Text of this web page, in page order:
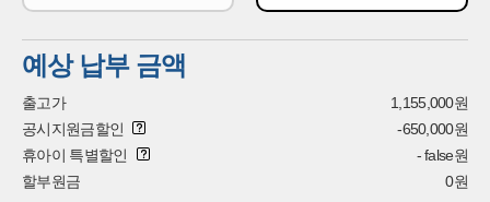
예상 납부 금액
출고가
1,155,000원
공시지원금할인
-650,000원
휴아이 특별할인
- false원
할부원금
0원